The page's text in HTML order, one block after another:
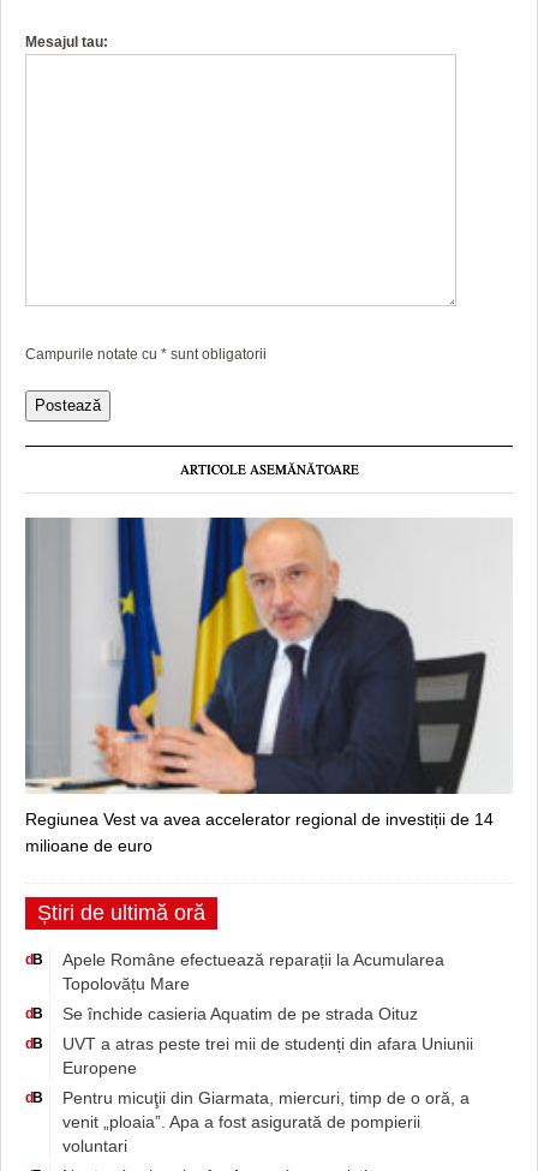
Mesajul tau:
Campurile notate cu * sunt obligatorii
ARTICOLE ASEMĂNĂTOARE
Regiunea Vest va avea accelerator regional de investiții de 14
milioane de euro
Știri de ultimă oră
dB
Apele Române efectuează reparații la Acumularea
Topolovățu Mare
dB Se închide casieria Aquatim de pe strada Oituz
dB
UVT a atras peste trei mii de studenți din afara Uniunii
Europene
dB
Pentru micuţii din Giarmata, miercuri, timp de o oră, a
venit „ploaia”. Apa a fost asigurată de pompierii
voluntari